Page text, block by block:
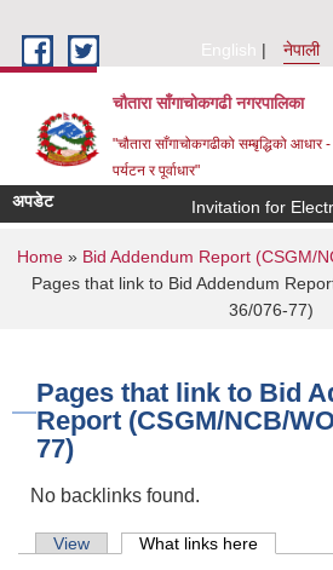
English
नेपाली
चौतारा साँगाचोकगढी नगरपालिका
"चौतारा साँगाचोकगढीको सम्बृद्धिको आधार -
पर्यटन र पूर्वाधार"
अपडेट Invitation for
You are here
Home » Bid Addendum Report (CSGM/
Pages that link to Bid Addendum
36/076-77)
Pages that link to Bid
Report (CSGM/NCB/
77)
No backlinks found.
Primary tabs
View What links here